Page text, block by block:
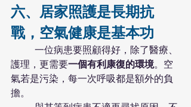
六、居家照護是長期抗
戰，空氣健康是基本功
護理，更需要一個有利康復的環境。空
氣若是污染，每一次呼吸都是額外的負
擔。